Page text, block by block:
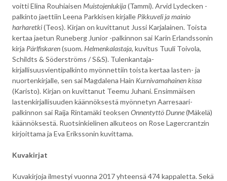
voitti Elina Rouhiaisen Muistojenlukija(Tammi). Arvid Lydecken -
palkinto jaettiin Leena Parkkisen kirjalle Pikkuveli ja mainio
harharetki(Teos). Kirjan on kuvittanut Jussi Karjalainen. Toista
kertaa jaetun Runeberg Junior -palkinnon sai Karin Erlandssonin
kirja Pärlfiskaren(suom.Helmenkalastaja, kuvitus Tuuli Toivola,
Schildts & Söderströms / S&S). Tulenkantaja-
kirjallisuusvientipalkinto myönnettiin toista kertaa lasten- ja
nuortenkirjalle, sen sai Magdalena Hain Kurnivamahainen kissa
(Karisto). Kirjan on kuvittanut Teemu Juhani. Ensimmäisen
lastenkirjallisuuden käännöksestä myönnetyn Aarresaari-
palkinnon sai Raija Rintamäki teoksen Onnentyttö Dunne(Mäkelä)
käännöksestä. Ruotsinkielinen alkuteos on Rose Lagercrantzin
kirjoittama ja Eva Erikssonin kuvittama.
Kuvakirjat
Kuvakirjoja ilmestyi vuonna 2017 yhteensä 474 kappaletta. Sekä